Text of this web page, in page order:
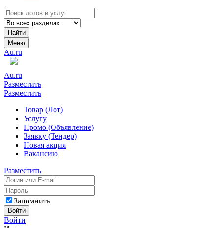
Найти
Меню
Au.ru
Au.ru
Разместить
Разместить
Товар (Лот)
Услугу
Промо (Объявление)
Заявку (Тендер)
Новая акция
Вакансию
Разместить
Запомнить
Войти
Войти